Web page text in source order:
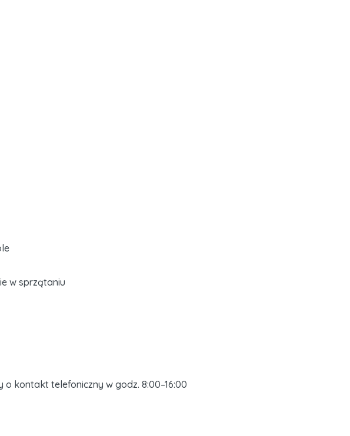
w sprzątaniu
kontakt telefoniczny w godz. 8:00–16:00